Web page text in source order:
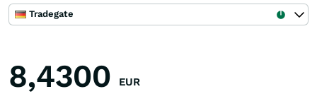
Tradegate
8,4300 EUR